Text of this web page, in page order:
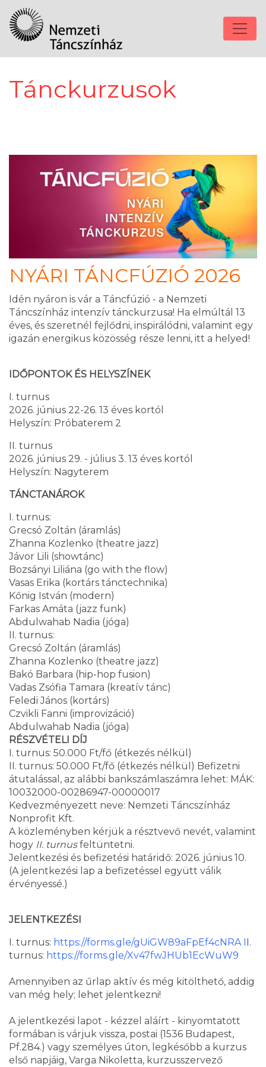
Tánckurzusok
NYÁRI TÁNCFÚZIÓ 2026
Idén nyáron is vár a Táncfúzió - a Nemzeti
Táncszínház intenzív tánckurzusa! Ha elmúltál 13
éves, és szeretnél fejlődni, inspirálódni, valamint egy
igazán energikus közösség része lenni, itt a helyed!
IDŐPONTOK ÉS HELYSZÍNEK
I. turnus
2026. június 22-26. 13 éves kortól
Helyszín: Próbaterem 2
II. turnus
2026. június 29. - július 3. 13 éves kortól
Helyszín: Nagyterem
TÁNCTANÁROK
I. turnus:
Grecsó Zoltán (áramlás)
Zhanna Kozlenko (theatre jazz)
Jávor Lili (showtánc)
Bozsányi Liliána (go with the flow)
Vasas Erika (kortárs tánctechnika)
Kőnig István (modern)
Farkas Amáta (jazz funk)
Abdulwahab Nadia (jóga)
II. turnus:
Grecsó Zoltán (áramlás)
Zhanna Kozlenko (theatre jazz)
Bakó Barbara (hip-hop fusion)
Vadas Zsófia Tamara (kreatív tánc)
Feledi János (kortárs)
Czvikli Fanni (improvizáció)
Abdulwahab Nadia (jóga)
RÉSZVÉTELI DÍJ
I. turnus: 50.000 Ft/fő (étkezés nélkül)
II. turnus: 50.000 Ft/fő (étkezés nélkül) Befizetni
átutalással, az alábbi bankszámlaszámra lehet: MÁK:
10032000-00286947-00000017
Kedvezményezett neve: Nemzeti Táncszínház
Nonprofit Kft.
A közleményben kérjük a résztvevő nevét, valamint
hogy II. turnusfeltüntetni.
Jelentkezési és befizetési határidő: 2026. június 10.
(A jelentkezési lap a befizetéssel együtt válik
érvényessé.)
JELENTKEZÉSI
I. turnus: https://forms.gle/gUiGW89aFpEf4cNRA
I.
turnus: https://forms.gle/Xv47fwJHUb1EcWuW9
Amennyiben az űrlap aktív és még kitölthető, addig
van még hely; lehet jelentkezni!
A jelentkezési lapot - kézzel aláírt - kinyomtatott
formában is várjuk vissza, postai (1536 Budapest,
Pf.284.) vagy személyes úton, legkésőbb a kurzus
első napjáig, Varga Nikoletta, kurzusszervező